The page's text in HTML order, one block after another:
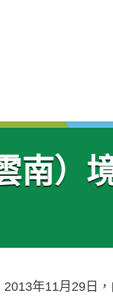
南）
2013年11月29日